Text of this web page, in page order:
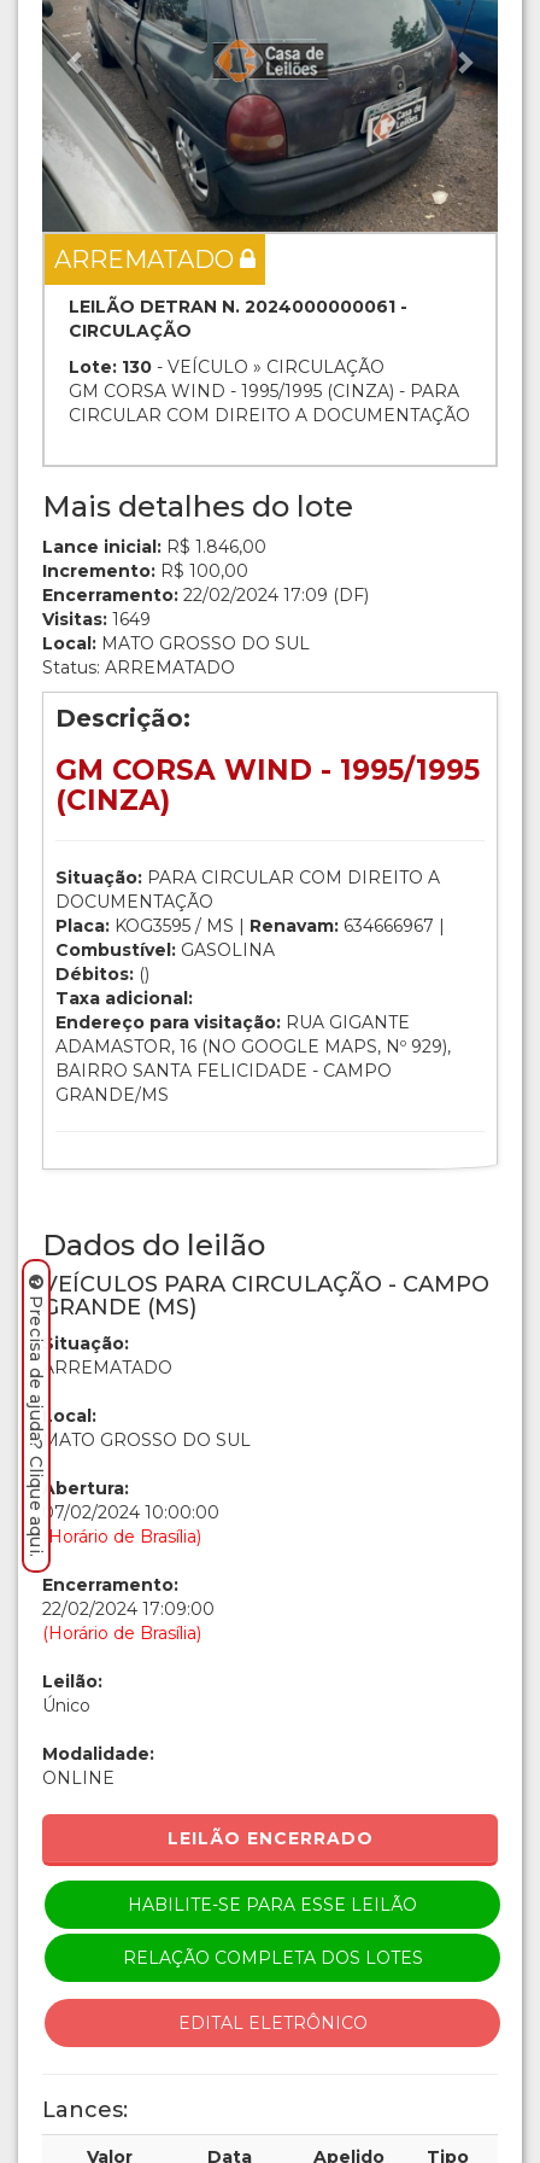
ARREMATADO
LEILÃO DETRAN N. 2024000000061 -
CIRCULAÇÃO
Lote: 130 - VEÍCULO » CIRCULAÇÃO
GM CORSA WIND - 1995/1995 (CINZA) - PARA
CIRCULAR COM DIREITO A DOCUMENTAÇÃO
Mais detalhes do lote
Lance inicial: R$ 1.846,00
Incremento: R$ 100,00
Encerramento: 22/02/2024 17:09 (DF)
Visitas: 1649
Local: MATO GROSSO DO SUL
Status: ARREMATADO
Descrição:
GM CORSA WIND - 1995/1995
(CINZA)
Situação: PARA CIRCULAR COM DIREITO A
DOCUMENTAÇÃO
Placa: KOG3595 / MS | Renavam: 634666967 |
Combustível: GASOLINA
Débitos: ()
Taxa adicional:
Endereço para visitação: RUA GIGANTE
ADAMASTOR, 16 (NO GOOGLE MAPS, Nº 929),
BAIRRO SANTA FELICIDADE - CAMPO
GRANDE/MS
Dados do leilão
VEÍCULOS PARA CIRCULAÇÃO - CAMPO
GRANDE (MS)
Situação:
ARREMATADO
Local:
MATO GROSSO DO SUL
Abertura:
07/02/2024 10:00:00
(Horário de Brasília)
Encerramento:
22/02/2024 17:09:00
(Horário de Brasília)
Leilão:
Único
Modalidade:
ONLINE
LEILÃO ENCERRADO
HABILITE-SE PARA ESSE LEILÃO
RELAÇÃO COMPLETA DOS LOTES
EDITAL ELETRÔNICO
Lances:
Valor Data Apelido Tipo
Precisa de ajuda? Clique aqui.